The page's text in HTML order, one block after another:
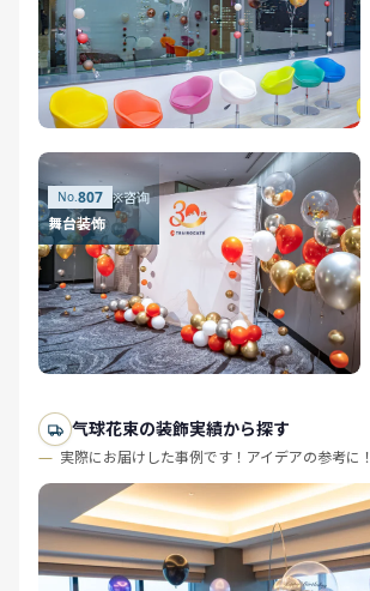
807 ※咨询
舞台装饰
气球花束の装飾実績から探す
実際にお届けした事例です！アイデアの参考に！